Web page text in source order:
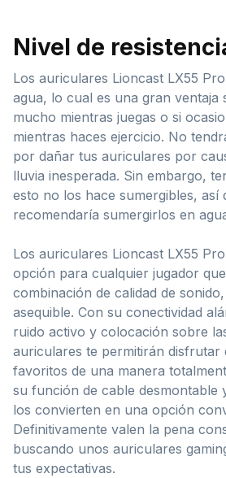
Nivel de
Los auriculares Lioncast LX55
agua, lo cual es una gran ventaja
mucho mientras juegas o si
mientras haces ejercicio. No
por dañar tus auriculares por
lluvia inesperada. Sin embargo,
esto no los hace sumergibles, así
recomendaría sumergirlos en
Los auriculares Lioncast LX55
opción para cualquier jugador
combinación de calidad de
asequible. Con su conectividad
ruido activo y colocación sobre
auriculares te permitirán disfrutar
favoritos de una manera
su función de cable desmontable
los convierten en una opción
Definitivamente valen la pena
buscando unos auriculares
tus expectativas.